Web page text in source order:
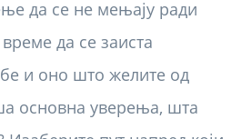
да се не мењају ради
да се заиста
и оно што желите од
основна уверења, шта